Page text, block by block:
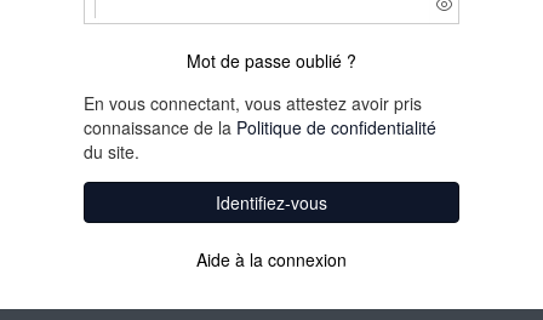
Mot de passe oublié ?
En vous connectant, vous attestez avoir pris
connaissance de la Politique de confidentialité
du site.
Identifiez-vous
Aide à la connexion